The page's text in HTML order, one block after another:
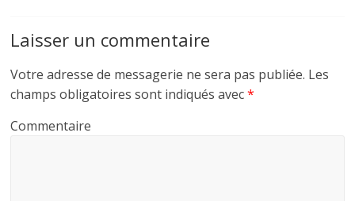
Laisser un commentaire
Votre adresse de messagerie ne sera pas publiée. Les
champs obligatoires sont indiqués avec*
Commentaire